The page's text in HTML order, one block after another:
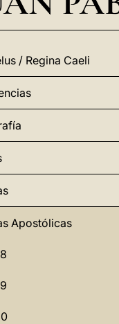
/ Regina Caeli
Apostólicas